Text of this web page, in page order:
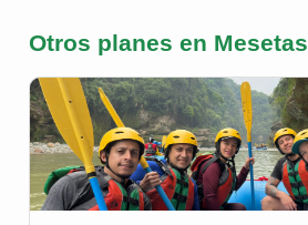
Otros planes en Mesetas